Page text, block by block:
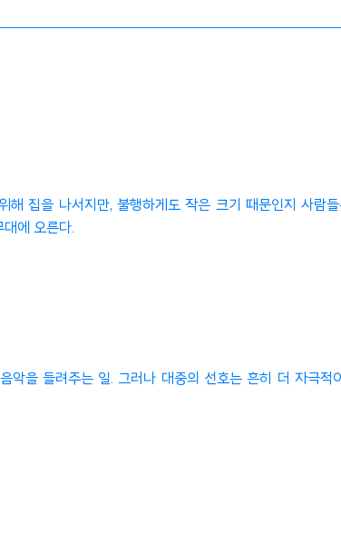
집을 나서지만, 불행하게도 작은 크기 때문인지 사람
에 오른다.
을 들려주는 일. 그러나 대중의 선호는 흔히 더 자극